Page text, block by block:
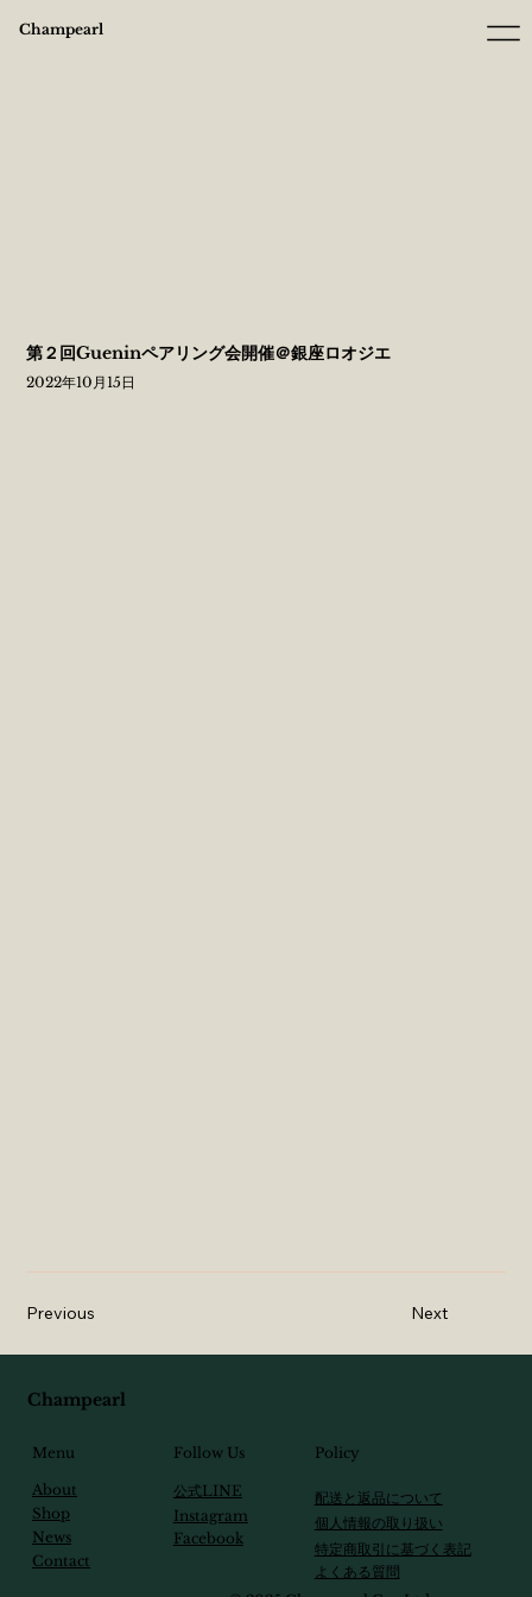
Champearl
第２回Gueninペアリング会開催＠銀座ロオジエ
2022年10月15日
Previous Next
Champearl
Menu
About
Shop
News
Contact
Follow Us
​公式LINE
Instagram
Facebook
Policy
配送と返品について
個人情報の取り扱い
特定商取引に基づく表記
​よくある質問